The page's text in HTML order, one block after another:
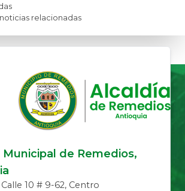
relacionadas
de Remedios,
10 # 9-62, Centro